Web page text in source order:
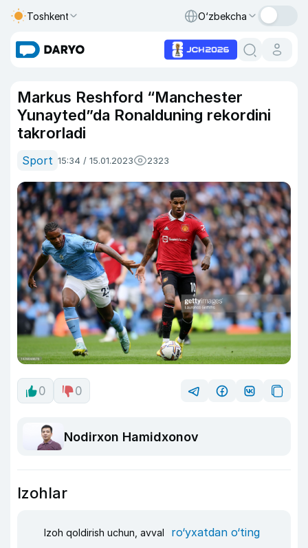
Toshkent O‘zbekcha
Markus Reshford “Manchester
Yunayted”da Ronalduning rekordini
takrorladi
Sport 15:34 / 15.01.2023 2323
0 0
Nodirxon Hamidxonov
Izohlar
Izoh qoldirish uchun, avval ro‘yxatdan o‘ting